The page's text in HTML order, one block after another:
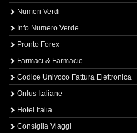
Numeri Verdi
Info Numero Verde
Pronto Forex
Farmaci & Farmacie
Codice Univoco Fattura Elettronica
Onlus Italiane
Hotel Italia
Consiglia Viaggi